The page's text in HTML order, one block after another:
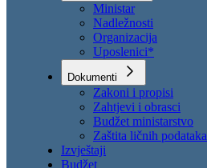
Ministar
Nadležnosti
Organizacija
Uposlenici*
Dokumenti
Zakoni i propisi
Zahtjevi i obrasci
Budžet ministarstvo
Zaštita ličnih podataka
Izvještaji
Budžet